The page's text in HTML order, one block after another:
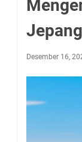
Jepang
Desember 16,